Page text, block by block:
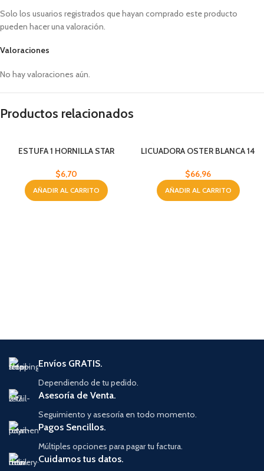
Valoraciones
No hay valoraciones aún.
Solo los usuarios registrados que hayan comprado este producto
pueden hacer una valoración.
Productos relacionados
ESTUFA 1 HORNILLA STAR
$6,70
AÑADIR AL CARRITO
LICUADORA OSTER BLANCA 14
$66,96
AÑADIR AL CARRITO
Envíos GRATIS.
Dependiendo de tu pedido.
Asesoría de Venta.
Seguimiento y asesoría en todo momento.
Pagos Sencillos.
Múltiples opciones para pagar tu factura.
Cuidamos tus datos.